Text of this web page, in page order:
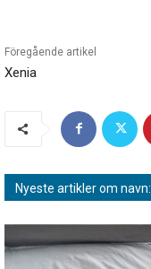
Föregående artikel
Xenia
Nyeste artikler om navn: